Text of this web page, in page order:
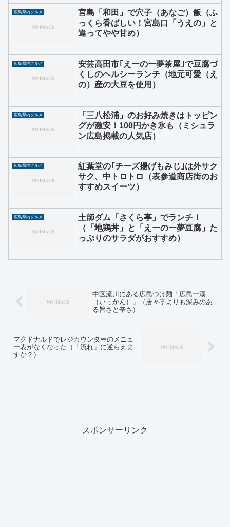
広島県内グルメ
宮島「和田」で穴子（あなご）飯（ふ
っくら香ばしい！宮島口「うえの」と
違ってやや甘め）
広島県内グルメ
安芸高田市｢えーのー夢茶屋｣で豆腐づ
くしのヘルシーランチ（地元可愛（え
の）産の大豆を使用）
広島県内グルメ
「三八松浦」のお好み焼きはトッピン
グが激安！100円かき氷も（ミシュラ
ン広島掲載の人気店）
広島県内グルメ
紅葉堂の｢チーズ揚げもみじ｣は外サク
サク、中トロトロ（表参道商店街のお
すすめスイーツ）
広島県内グルメ
土師ダム「さくら亭」でランチ！
（「地鶏丼」と「えーのー夢豆腐」た
っぷりのサラダがおすすめ）
中区流川にある広島つけ麺「広島一漢
（いっかん）」（唐々亭よりも深みのあ
る旨さと辛さ）
マクドナルドでレジカウンターのメニュ
ー表がなくなった（「流れ」に逆らえま
すか？）
スポンサーリンク